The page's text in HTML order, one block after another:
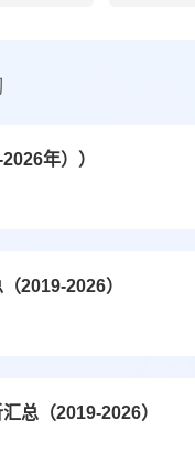
年））
2019-2026）
总（2019-2026）